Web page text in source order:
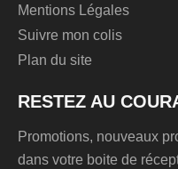
Mentions Légales
Suivre mon colis
Plan du site
RESTEZ AU
Promotions, nouveaux
dans votre boite de